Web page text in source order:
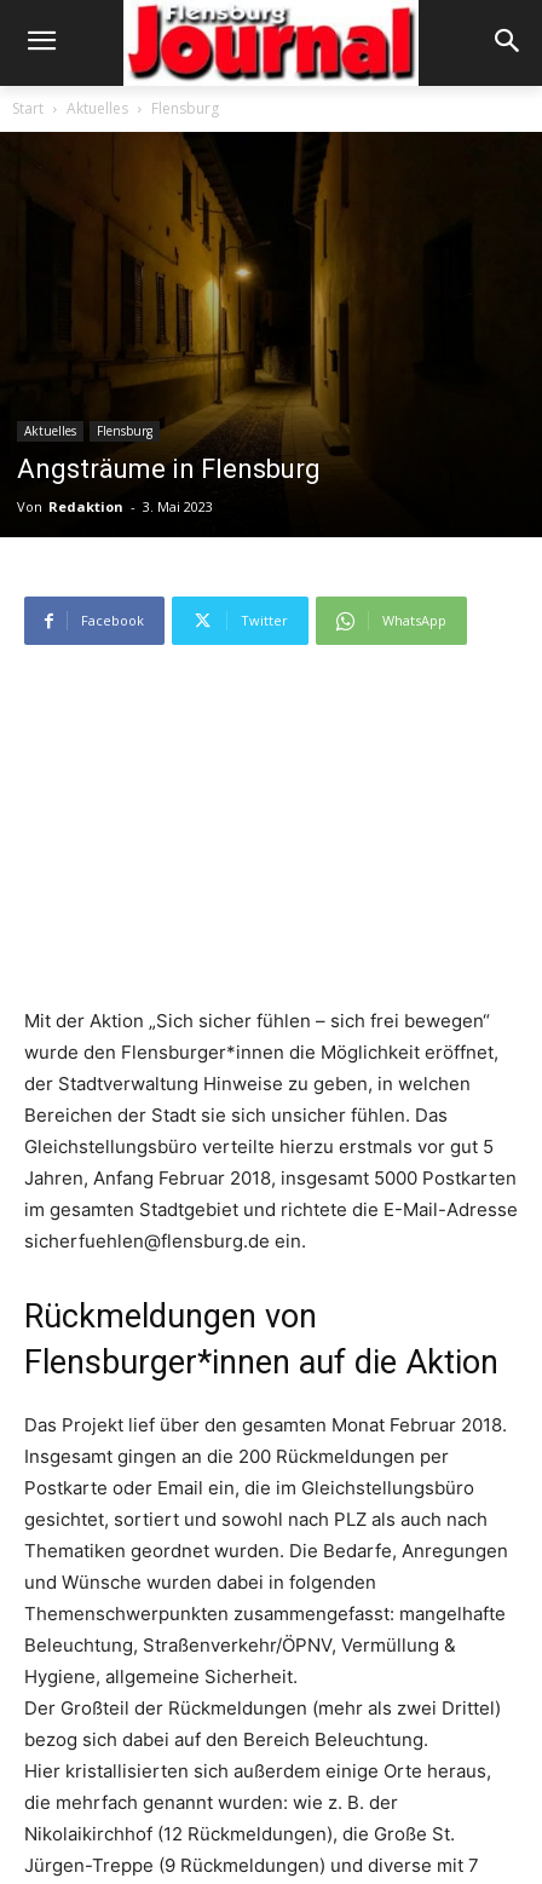
Start Aktuelles Flensburg
Aktuelles Flensburg
Angsträume in Flensburg
Von Redaktion - 3. Mai 2023
Facebook Twitter WhatsApp
Mit der Aktion „Sich sicher fühlen – sich frei bewegen“
wurde den Flensburger*innen die Möglichkeit eröffnet,
der Stadtverwaltung Hinweise zu geben, in welchen
Bereichen der Stadt sie sich unsicher fühlen. Das
Gleichstellungsbüro verteilte hierzu erstmals vor gut 5
Jahren, Anfang Februar 2018, insgesamt 5000 Postkarten
im gesamten Stadtgebiet und richtete die E-Mail-Adresse
sicherfuehlen@flensburg.de ein.
Rückmeldungen von
Flensburger*innen auf die Aktion
Das Projekt lief über den gesamten Monat Februar 2018.
Insgesamt gingen an die 200 Rückmeldungen per
Postkarte oder Email ein, die im Gleichstellungsbüro
gesichtet, sortiert und sowohl nach PLZ als auch nach
Thematiken geordnet wurden. Die Bedarfe, Anregungen
und Wünsche wurden dabei in folgenden
Themenschwerpunkten zusammengefasst: mangelhafte
Beleuchtung, Straßenverkehr/ÖPNV, Vermüllung &
Hygiene, allgemeine Sicherheit.
Der Großteil der Rückmeldungen (mehr als zwei Drittel)
bezog sich dabei auf den Bereich Beleuchtung.
Hier kristallisierten sich außerdem einige Orte heraus,
die mehrfach genannt wurden: wie z. B. der
Nikolaikirchhof (12 Rückmeldungen), die Große St.
Jürgen-Treppe (9 Rückmeldungen) und diverse mit 7